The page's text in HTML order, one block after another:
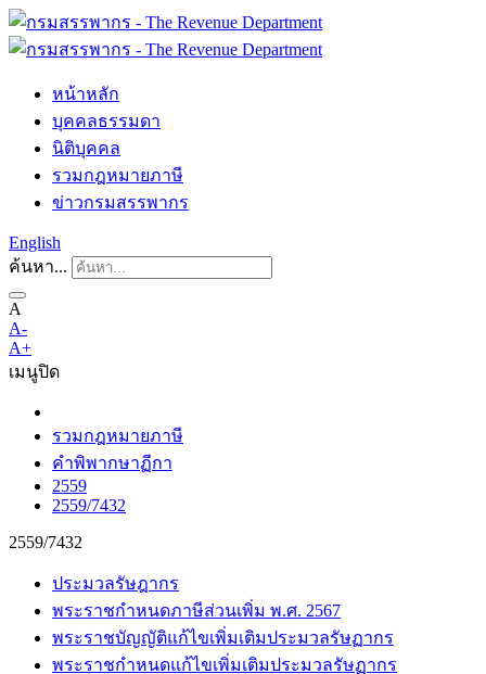
หน้าหลัก
บุคคลธรรมดา
นิติบุคคล
รวมกฎหมายภาษี
ข่าวกรมสรรพากร
English
ค้นหา...
A
A-
A+
เมนูปิด
รวมกฎหมายภาษี
คำพิพากษาฏีกา
2559
2559/7432
2559/7432
ประมวลรัษฎากร
พระราชกำหนดภาษีส่วนเพิ่ม พ.ศ. 2567
พระราชบัญญัติแก้ไขเพิ่มเติมประมวลรัษฏากร
พระราชกำหนดแก้ไขเพิ่มเติมประมวลรัษฏากร